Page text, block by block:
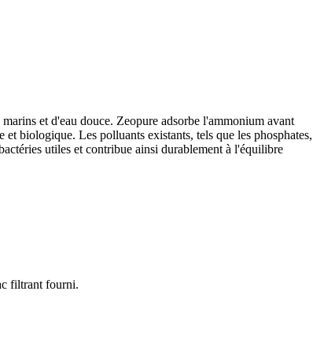
et d'eau douce. Zeopure adsorbe l'ammonium avant
biologique. Les polluants existants, tels que les phosphates,
utiles et contribue ainsi durablement à l'équilibre
filtrant fourni.